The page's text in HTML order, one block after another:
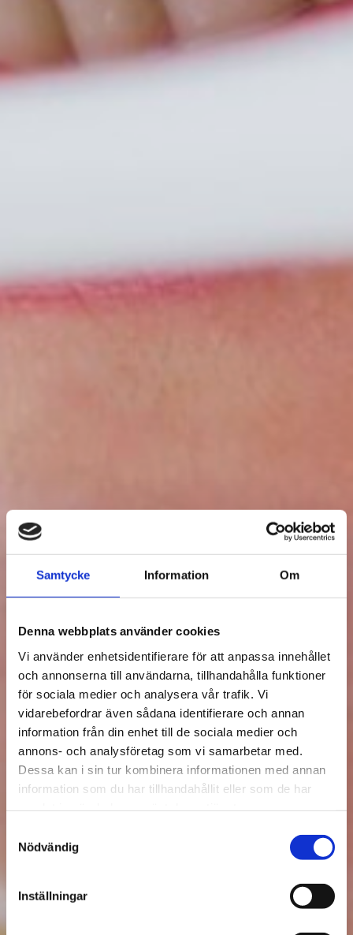
Samtycke Information Om
Denna webbplats använder cookies
Vi använder enhetsidentifierare för att anpassa innehållet
och annonserna till användarna, tillhandahålla funktioner
för sociala medier och analysera vår trafik. Vi
vidarebefordrar även sådana identifierare och annan
information från din enhet till de sociala medier och
annons- och analysföretag som vi samarbetar med.
Dessa kan i sin tur kombinera informationen med annan
information som du har tillhandahållit eller som de har
Nödvändig
Inställningar